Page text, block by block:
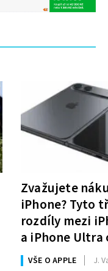
Zvažujete
iPhone? Tyto
rozdíly mezi
a iPhone Ultra
rozhodnutí
VŠE O APPLE J.